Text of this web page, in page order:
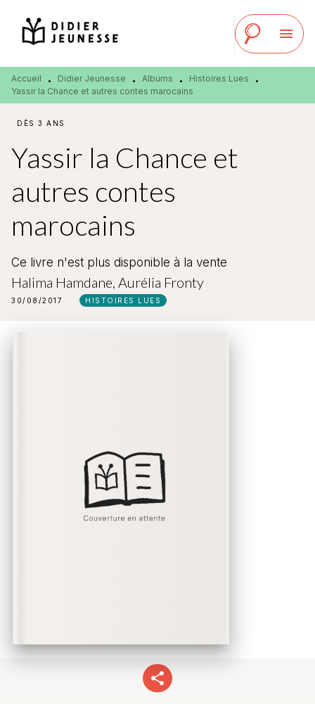
MENU RECHERCHE
PIED DE PAGE
menu
Accueil • Didier Jeunesse • Albums • Histoires Lues
•
Yassir la Chance et autres contes marocains
DÈS 3 ANS
Yassir la Chance et
autres contes
marocains
Ce livre n'est plus disponible à la vente
Halima Hamdane Aurélia Fronty
30/08/2017 HISTOIRES LUES